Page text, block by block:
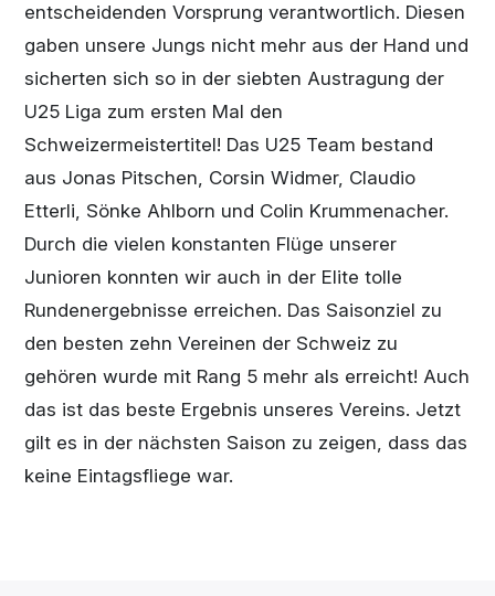
entscheidenden Vorsprung verantwortlich. Diesen
gaben unsere Jungs nicht mehr aus der Hand und
sicherten sich so in der siebten Austragung der
U25 Liga zum ersten Mal den
Schweizermeistertitel! Das U25 Team bestand
aus Jonas Pitschen, Corsin Widmer, Claudio
Etterli, Sönke Ahlborn und Colin Krummenacher.
Durch die vielen konstanten Flüge unserer
Junioren konnten wir auch in der Elite tolle
Rundenergebnisse erreichen. Das Saisonziel zu
den besten zehn Vereinen der Schweiz zu
gehören wurde mit Rang 5 mehr als erreicht! Auch
das ist das beste Ergebnis unseres Vereins. Jetzt
gilt es in der nächsten Saison zu zeigen, dass das
keine Eintagsfliege war.